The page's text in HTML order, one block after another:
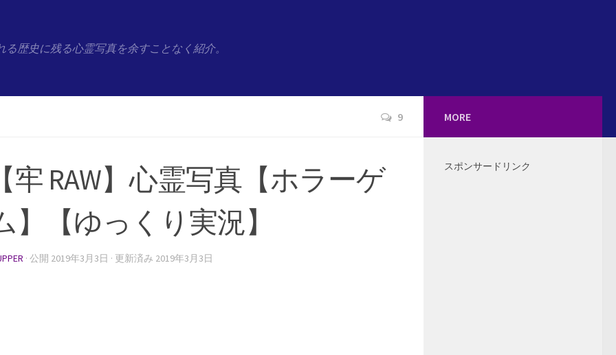
る歴史に残る心霊写真を余すことなく紹介。
9
牢 RAW】心霊写真【ホラーゲ
】【ゆっくり実況】
· 公開 2019年3月3日 · 更新済み 2019年3月3日
MORE
スポンサードリンク